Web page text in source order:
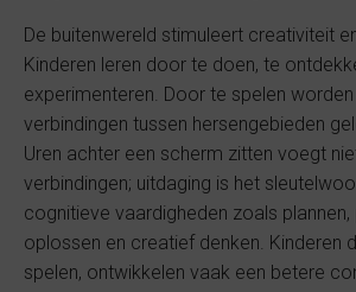
De buitenwereld stimuleert creativiteit
Kinderen leren door te doen, te
experimenteren. Door te spelen
verbindingen tussen hersengebieden
Uren achter een scherm zitten voegt
verbindingen; uitdaging is het
cognitieve vaardigheden zoals
oplossen en creatief denken. Kinderen
spelen, ontwikkelen vaak een betere